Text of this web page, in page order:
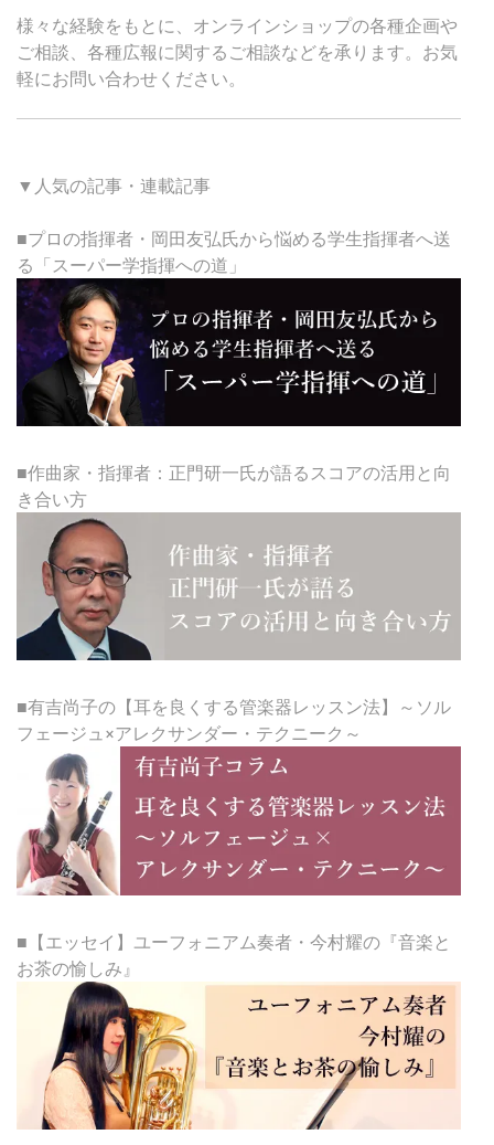
様々な経験をもとに、オンラインショップの各種企画や
ご相談、各種広報に関するご相談などを承ります。お気
軽にお問い合わせください。
▼人気の記事・連載記事
■プロの指揮者・岡田友弘氏から悩める学生指揮者へ送
る「スーパー学指揮への道」
■作曲家・指揮者：正門研一氏が語るスコアの活用と向
き合い方
■有吉尚子の【耳を良くする管楽器レッスン法】～ソル
フェージュ×アレクサンダー・テクニーク～
■【エッセイ】ユーフォニアム奏者・今村耀の『音楽と
お茶の愉しみ』